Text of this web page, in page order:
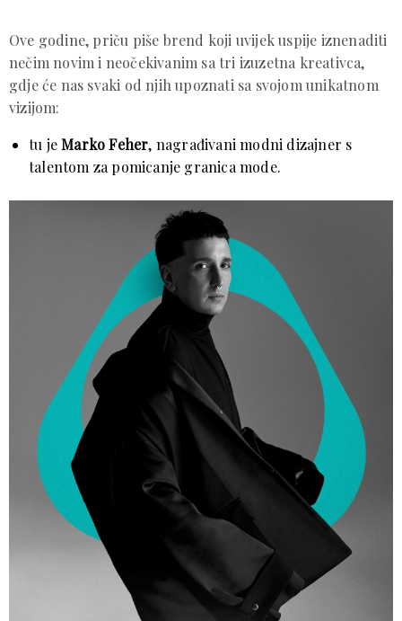
Ove godine, priču piše brend koji uvijek uspije iznenaditi
nečim novim i neočekivanim sa tri izuzetna kreativca,
gdje će nas svaki od njih upoznati sa svojom unikatnom
vizijom:
tu jeMarko Feher, nagrađivani modni dizajner s
talentom za pomicanje granica mode.